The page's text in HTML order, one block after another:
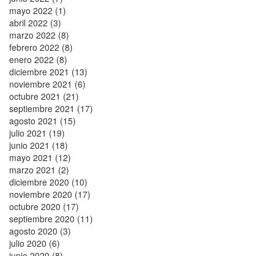
mayo 2022 (1)
abril 2022 (3)
marzo 2022 (8)
febrero 2022 (8)
enero 2022 (8)
diciembre 2021 (13)
noviembre 2021 (6)
octubre 2021 (21)
septiembre 2021 (17)
agosto 2021 (15)
julio 2021 (19)
junio 2021 (18)
mayo 2021 (12)
marzo 2021 (2)
diciembre 2020 (10)
noviembre 2020 (17)
octubre 2020 (17)
septiembre 2020 (11)
agosto 2020 (3)
julio 2020 (6)